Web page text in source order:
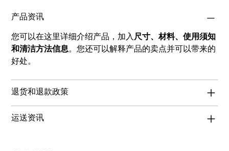
产品资讯
您可以在这里详细介绍产品，加入尺寸、材料、使用须知
和清洁方法信息。您还可以解释产品的卖点并可以带来的
好处。
退货和退款政策
运送资讯